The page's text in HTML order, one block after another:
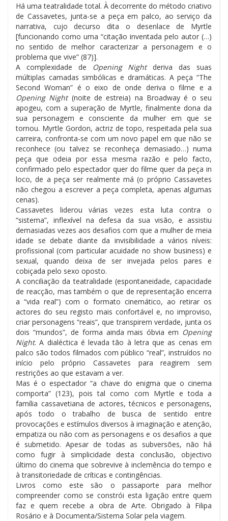
Há uma teatralidade total. À decorrente do método criativo
de Cassavetes, junta-se a peça em palco, ao serviço da
narrativa, cujo decurso dita o desenlace de Myrtle
[funcionando como uma “citação inventada pelo autor (…)
no sentido de melhor caracterizar a personagem e o
problema que vive” (87)].
A complexidade de
Opening Nightderiva das suas
múltiplas camadas simbólicas e dramáticas. A peça “The
Second Woman” é o eixo de onde deriva o filme e a
Opening Night(noite de estreia) na Broadway é o seu
apogeu, com a superação de Myrtle, finalmente dona da
sua personagem e consciente da mulher em que se
tornou. Myrtle Gordon, actriz de topo, respeitada pela sua
carreira, confronta-se com um novo papel em que não se
reconhece (ou talvez se reconheça demasiado…) numa
peça que odeia por essa mesma razão e pelo facto,
confirmado pelo espectador quer do filme quer da peça in
loco, de a peça ser realmente má (o próprio Cassavetes
não chegou a escrever a peça completa, apenas algumas
cenas).
Cassavetes liderou várias vezes esta luta contra o
“sistema”, inflexível na defesa da sua visão, e assistiu
demasiadas vezes aos desafios com que a mulher de meia
idade se debate diante da invisibilidade a vários níveis:
profissional (com particular acuidade no show business) e
sexual, quando deixa de ser invejada pelos pares e
cobiçada pelo sexo oposto.
A conciliação da teatralidade (espontaneidade, capacidade
de reacção, mas também o que de representação encerra
a “vida real”) com o formato cinemático, ao retirar os
actores do seu registo mais confortável e, no improviso,
criar personagens “reais”, que transpirem verdade, junta os
dois “mundos”, de forma ainda mais óbvia em Opening
Night. A dialéctica é levada tão à letra que as cenas em
palco são todos filmados com público “real”, instruídos no
início pelo próprio Cassavetes para reagirem sem
restrições ao que estavam a ver.
Mas é o espectador “a chave do enigma que o cinema
comporta” (123), pois tal como com Myrtle e toda a
família cassavetiana de actores, técnicos e personagens,
após todo o trabalho de busca de sentido entre
provocações e estímulos diversos à imaginação e atenção,
empatiza ou não com as personagens e os desafios a que
é submetido. Apesar de todas as subversões, não há
como fugir à simplicidade desta conclusão, objectivo
último do cinema que sobrevive à inclemência do tempo e
à transitoriedade de críticas e contingências.
Livros como este são o passaporte para melhor
compreender como se constrói esta ligação entre quem
faz e quem recebe a obra de Arte. Obrigado à Filipa
Rosário e à Documenta/Sistema Solar pela viagem.